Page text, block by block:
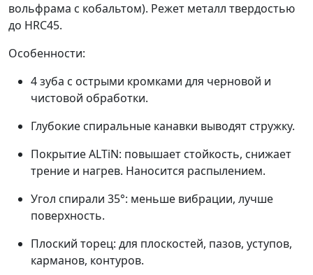
вольфрама с кобальтом). Режет металл твердостью
до HRC45.
Особенности:
4 зуба с острыми кромками для черновой и
чистовой обработки.
Глубокие спиральные канавки выводят стружку.
Покрытие ALTiN: повышает стойкость, снижает
трение и нагрев. Наносится распылением.
Угол спирали 35°: меньше вибрации, лучше
поверхность.
Плоский торец: для плоскостей, пазов, уступов,
карманов, контуров.